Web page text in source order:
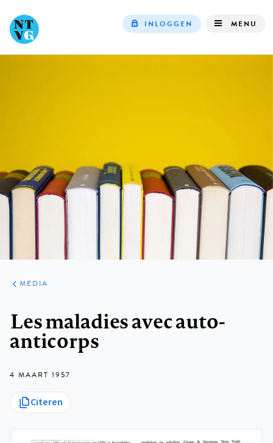
INLOGGEN MENU
ARTIKELEN
VARIA
MEDIA
Les maladies avec auto-
anticorps
4 MAART 1957
Citeren